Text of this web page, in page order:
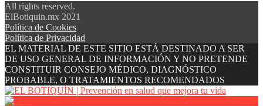
All rights reserved.
ElBotiquin.mx 2021
Política de Cookies
Política de Privacidad
EL MATERIAL DE ESTE SITIO ESTÁ DESTINADO A SER
DE USO GENERAL DE INFORMACIÓN Y NO PRETENDE
CONSTITUIR CONSEJO MÉDICO, DIAGNÓSTICO
PROBABLE, O TRATAMIENTOS RECOMENDADOS